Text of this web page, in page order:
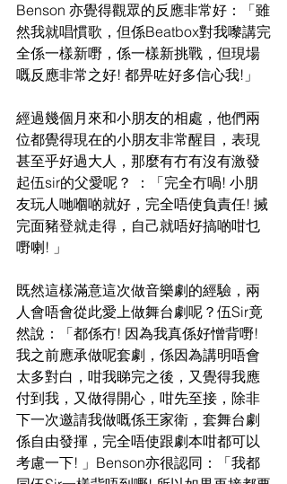
Benson 亦覺得觀眾的反應非常好：「雖
然我就唱慣歌，但係Beatbox對我嚟講完
全係一樣新嘢，係一樣新挑戰，但現場
嘅反應非常之好! 都畀咗好多信心我!」
經過幾個月來和小朋友的相處，他們兩
位都覺得現在的小朋友非常醒目，表現
甚至乎好過大人，那麼有冇有沒有激發
起伍sir的父愛呢？ ：「完全冇喎! 小朋
友玩人哋嗰啲就好，完全唔使負責任! 搣
完面豬登就走得，自己就唔好搞啲咁乜
嘢喇! 」
既然這樣滿意這次做音樂劇的經驗，兩
人會唔會從此愛上做舞台劇呢？伍Sir竟
然說：「都係冇! 因為我真係好憎背嘢!
我之前應承做呢套劇，係因為講明唔會
太多對白，咁我睇完之後，又覺得我應
付到我，又做得開心，咁先至接，除非
下一次邀請我做嘅係王家衛，套舞台劇
係自由發揮，完全唔使跟劇本咁都可以
考慮一下! 」Benson亦很認同：「我都